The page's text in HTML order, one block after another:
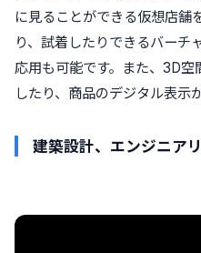
に見ることができる仮想店舗
り、試着したりできるバーチ
応用も可能です。また、3D
したり、商品のデジタル表示
建築設計、エンジニア